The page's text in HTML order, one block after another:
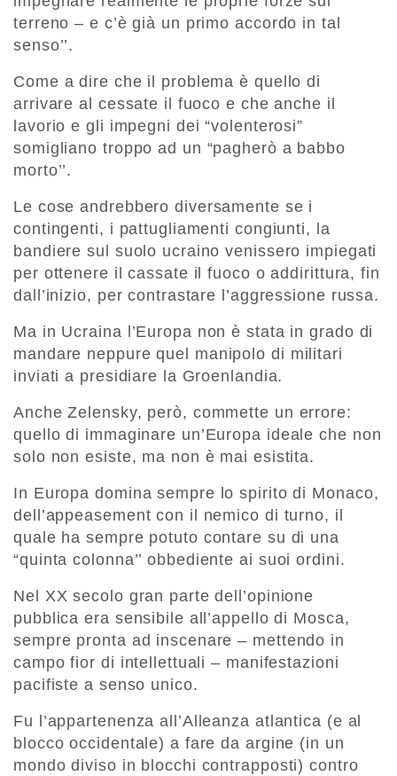
terreno – e c’è già un primo accordo in tal
senso’’.
Come a dire che il problema è quello di
arrivare al cessate il fuoco e che anche il
lavorio e gli impegni dei “volenterosi”
somigliano troppo ad un “pagherò a babbo
morto’’.
Le cose andrebbero diversamente se i
contingenti, i pattugliamenti congiunti, la
bandiere sul suolo ucraino venissero impiegati
per ottenere il cassate il fuoco o addirittura, fin
dall’inizio, per contrastare l’aggressione russa.
Ma in Ucraina l’Europa non è stata in grado di
mandare neppure quel manipolo di militari
inviati a presidiare la Groenlandia.
Anche Zelensky, però, commette un errore:
quello di immaginare un’Europa ideale che non
solo non esiste, ma non è mai esistita.
In Europa domina sempre lo spirito di Monaco,
dell’appeasement con il nemico di turno, il
quale ha sempre potuto contare su di una
“quinta colonna’’ obbediente ai suoi ordini.
Nel XX secolo gran parte dell’opinione
pubblica era sensibile all’appello di Mosca,
sempre pronta ad inscenare – mettendo in
campo fior di intellettuali – manifestazioni
pacifiste a senso unico.
Fu l’appartenenza all’Alleanza atlantica (e al
blocco occidentale) a fare da argine (in un
mondo diviso in blocchi contrapposti) contro